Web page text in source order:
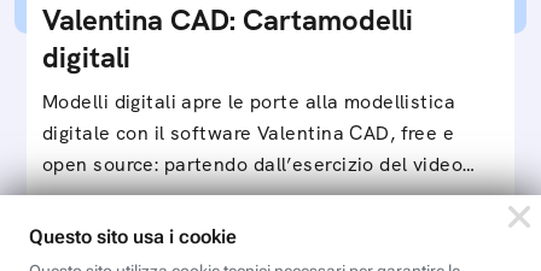
Valentina CAD: Cartamodelli
digitali
Modelli digitali apre le porte alla modellistica
digitale con il software Valentina CAD, free e
open source: partendo dall’esercizio del video…